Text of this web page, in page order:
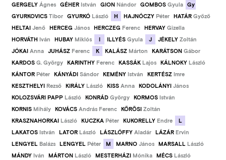
GERGELY Ágnes GÉHER István GION Nándor GOMBOS Gyula Gy
GYURKOVICS Tibor GYURKÓ László H HAJNÓCZY Péter HATÁR Győző
HELTAI Jenő HERCEG János HERCZEG Ferenc HERVAY Gizella
HORVÁTH Iván HUBAY Miklós I ILLYÉS Gyula J JÉKELY Zoltán
JÓKAI Anna JUHÁSZ Ferenc K KALÁSZ Márton KARÁTSON Gábor
KARDOS G. György KARINTHY Ferenc KASSÁK Lajos KÁLNOKY László
KÁNTOR Péter KÁNYÁDI Sándor KEMÉNY István KERTÉSZ Imre
KESZTHELYI Rezső KIRÁLY László KISS Anna KODOLÁNYI János
KOLOZSVÁRI PAPP László KONRÁD György KORMOS István
KORNIS Mihály KOVÁCS András Ferenc KŐRÖSI Zoltán
KRASZNAHORKAI László KUCZKA Péter KUKORELLY Endre
L
LAKATOS István LATOR László LÁSZLÓFFY Aladár LÁZÁR Ervin
LENGYEL Balázs LENGYEL Péter M MARNO János MARSALL László
MÁNDY Iván MÁRTON László MESTERHÁZI Mónika MÉCS László